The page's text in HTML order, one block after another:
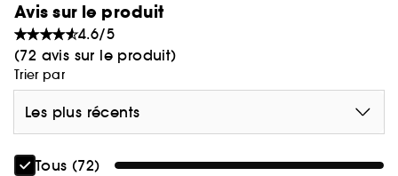
Avis sur le produit
4.6/5
(72 avis sur le produit)
Trier par
Les plus récents
Tous (72)